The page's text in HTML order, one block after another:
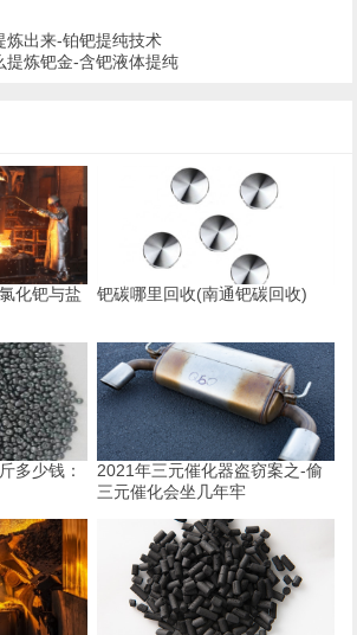
炼出来-铂钯提纯技术
提炼钯金-含钯液体提纯
化钯与盐
钯碳哪里回收(南通钯碳回收)
多少钱：
2021年三元催化器盗窃案之-偷
三元催化会坐几年牢